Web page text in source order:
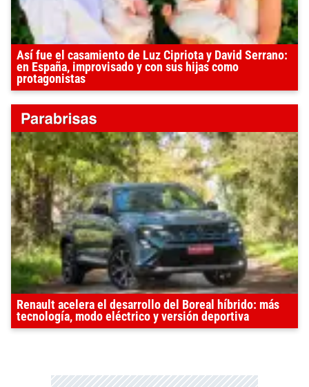
Así fue el casamiento de Luz Cipriota y David Serrano:
en España, improvisado y con sus hijas como
protagonistas
Renault acelera el desarrollo del Boreal híbrido: más
tecnología, modo eléctrico y versión deportiva